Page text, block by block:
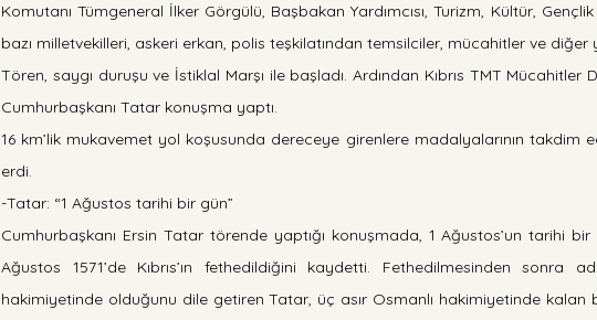
Komutanı Tümgeneral İlker Görgülü, Başbakan Yardımcısı, Turizm, Kültür,
bazı milletvekilleri, askeri erkan, polis teşkilatından temsilciler, mücahitler ve diğer
Tören, saygı duruşu ve İstiklal Marşı ile başladı. Ardından Kıbrıs TMT Mücahitler
Cumhurbaşkanı Tatar konuşma yaptı.
16 km’lik mukavemet yol koşusunda dereceye girenlere madalyalarının takdim
erdi.
-Tatar: “1 Ağustos tarihi bir gün”
Cumhurbaşkanı Ersin Tatar törende yaptığı konuşmada, 1 Ağustos’un tarihi
Ağustos 1571’de Kıbrıs’ın fethedildiğini kaydetti. Fethedilmesinden sonra
hakimiyetinde olduğunu dile getiren Tatar, üç asır Osmanlı hakimiyetinde kalan